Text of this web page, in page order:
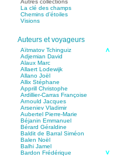
Autres collections
La clé des champs
Chemins d’étoiles
Visions
Auteurs et voyageurs
Aïtmatov Tchinguiz
Adjemian David
Alaux Marc
Allaert Lodewijk
Allano Joël
Allix Stéphane
Apprill Christophe
Ardillier-Carras Françoise
Arnould Jacques
Arseniev Vladimir
Aubertel Pierre-Marie
Béjanin Emmanuel
Bérard Géraldine
Baldit de Barral Siméon
Balen Noël
Balhi Jamel
Bardon Frédérique